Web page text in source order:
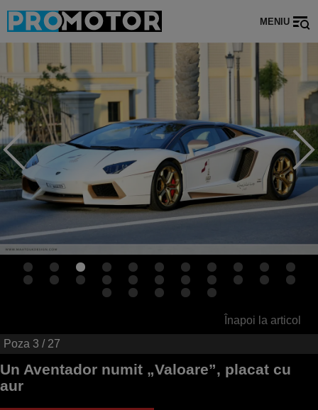
MENIU
Înapoi la articol
Poza 3 / 27
Un Aventador numit „Valoare”, placat cu
aur